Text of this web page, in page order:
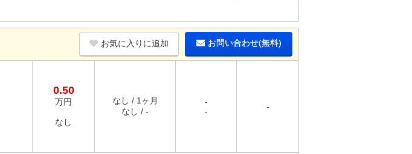
お気に入りに追加 お問い合わせ(無料)
0.50
万円
なし
なし / 1ヶ月
なし / -
-
-
-